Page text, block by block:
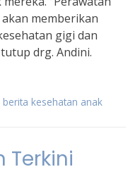
memberikan
gigi dan
drg. Andini.
berita kesehatan anak
Terkini